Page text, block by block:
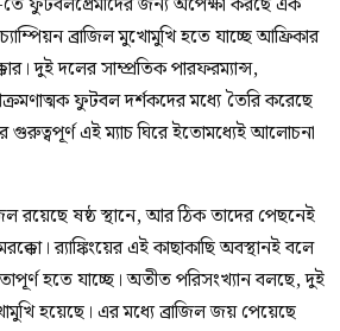
ব্রাজিল মুখোমুখি হতে যাচ্ছে আফ্রিকার
দুই দলের সাম্প্রতিক পারফরম্যান্স,
ফুটবল দর্শকদের মধ্যে তৈরি করেছে
গুরুত্বপূর্ণ এই ম্যাচ ঘিরে ইতোমধ্যেই আলোচনা
রয়েছে ষষ্ঠ স্থানে, আর ঠিক তাদের পেছনেই
র‍্যাঙ্কিংয়ের এই কাছাকাছি অবস্থানই বলে
হতে যাচ্ছে। অতীত পরিসংখ্যান বলছে, দুই
হয়েছে। এর মধ্যে ব্রাজিল জয় পেয়েছে